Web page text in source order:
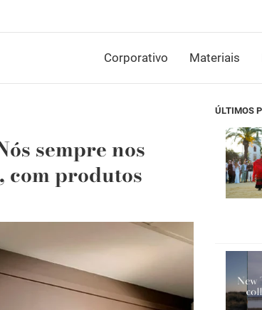
Corporativo Materiais
sempre nos
com produtos
ÚLTIMOS